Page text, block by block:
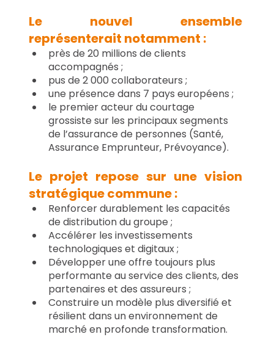
Le nouvel ensemble
représenterait notamment :
près de 20 millions de clients
accompagnés ;
pus de 2 000 collaborateurs ;
une présence dans 7 pays européens ;
le premier acteur du courtage
grossiste sur les principaux segments
de l’assurance de personnes (Santé,
Assurance Emprunteur, Prévoyance).
Le projet repose sur une vision
stratégique commune :
Renforcer durablement les capacités
de distribution du groupe ;
Accélérer les investissements
technologiques et digitaux ;
Développer une offre toujours plus
performante au service des clients, des
partenaires et des assureurs ;
Construire un modèle plus diversifié et
résilient dans un environnement de
marché en profonde transformation.